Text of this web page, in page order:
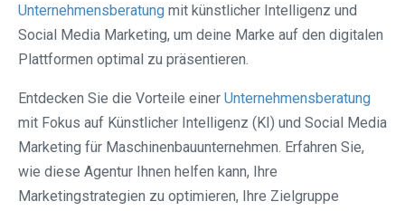
Unternehmensberatung mit künstlicher Intelligenz und
Social Media Marketing, um deine Marke auf den digitalen
Plattformen optimal zu präsentieren.
Entdecken Sie die Vorteile einer Unternehmensberatung
mit Fokus auf Künstlicher Intelligenz (KI) und Social Media
Marketing für Maschinenbauunternehmen. Erfahren Sie,
wie diese Agentur Ihnen helfen kann, Ihre
Marketingstrategien zu optimieren, Ihre Zielgruppe